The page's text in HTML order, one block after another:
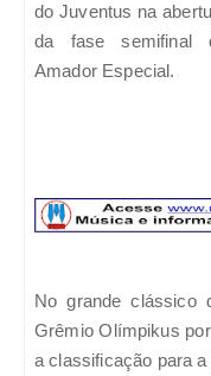
do Juventus na
da fase semifinal
Amador Especial.
No grande clássico
Grêmio Olímpikus
a classificação para a